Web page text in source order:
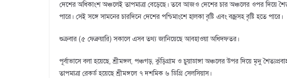
দেশের অধিকাংশ অঞ্চলেই তাপমাত্রা বেড়েছে। তবে আজও দেশের চার অঞ্চলের ওপর দিয়ে
পারে। সেই সঙ্গে সামনের চারদিনে দেশের পশ্চিমাংশে হালকা বৃষ্টি এবং বজ্রসহ বৃষ্টি হতে পারে।
শুক্রবার (৫ ফেব্রুয়ারি) সকালে এসব তথ্য জানিয়েছে আবহাওয়া অধিদফতর।
পূর্বাভাসে বলা হয়েছে, শ্রীমঙ্গল, পঞ্চগড়, কুঁড়িগ্রাম ও চুয়াডাঙ্গা অঞ্চলের উপর দিয়ে মৃদু
তাপমাত্রা রেকর্ড হয়েছে শ্রীমঙ্গলে ৭ দশমিক ৬ ডিগ্রি সেলসিয়াস।